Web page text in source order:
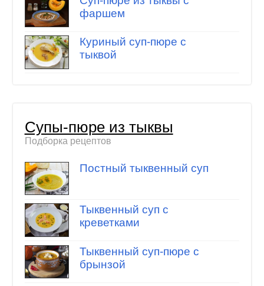
фаршем
Куриный суп-пюре с
тыквой
Супы-пюре из тыквы
Подборка рецептов
Постный тыквенный суп
Тыквенный суп с
креветками
Тыквенный суп-пюре с
брынзой